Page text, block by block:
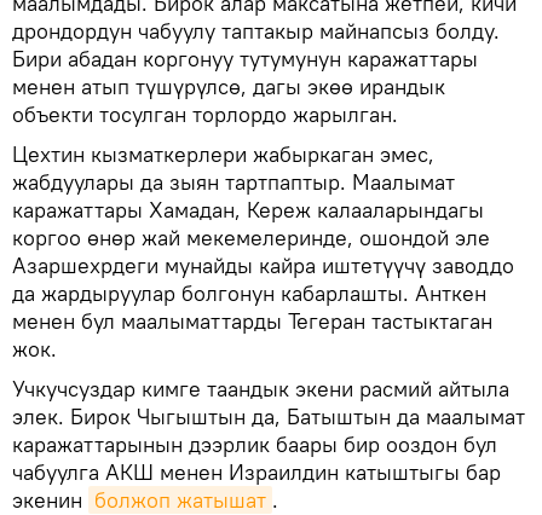
дрондордун чабуулу таптакыр майнапсыз болду.
Бири абадан коргонуу тутумунун каражаттары
менен атып түшүрүлсө, дагы экөө ирандык
объекти тосулган торлордо жарылган.
Цехтин кызматкерлери жабыркаган эмес,
жабдуулары да зыян тартпаптыр. Маалымат
каражаттары Хамадан, Кереж калааларындагы
коргоо өнөр жай мекемелеринде, ошондой эле
Азаршехрдеги мунайды кайра иштетүүчү заводдо
да жардыруулар болгонун кабарлашты. Анткен
менен бул маалыматтарды Тегеран тастыктаган
жок.
Учкучсуздар кимге таандык экени расмий айтыла
элек. Бирок Чыгыштын да, Батыштын да маалымат
каражаттарынын дээрлик баары бир ооздон бул
чабуулга АКШ менен Израилдин катыштыгы бар
экенин болжоп жатышат .